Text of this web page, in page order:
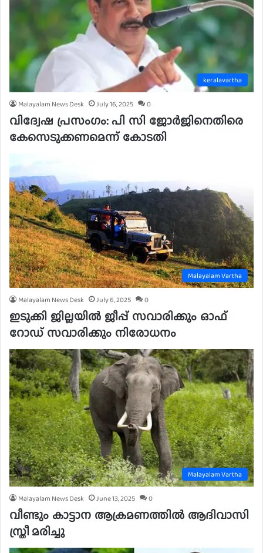
keralavartha
Malayalam News Desk July 16, 2025 0
വിദ്വേഷ പ്രസംഗം: പി സി ജോര്‍ജിനെതിരെ
കേസെടുക്കണമെന്ന് കോടതി
Malayalam Vartha
Malayalam News Desk July 6, 2025 0
ഇടുക്കി ജില്ലയിൽ ജീപ്പ് സവാരിക്കും ഓഫ്
റോഡ് സവാരിക്കും നിരോധനം
Malayalam Vartha
Malayalam News Desk June 13, 2025 0
വീണ്ടും കാട്ടാന ആക്രമണത്തിൽ ആദിവാസി
സ്ത്രീ മരിച്ചു